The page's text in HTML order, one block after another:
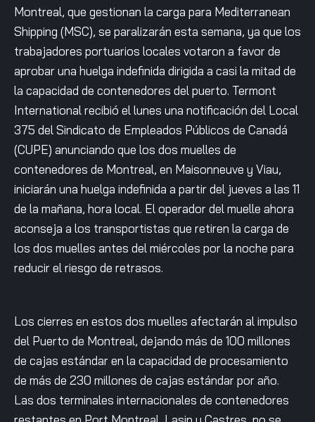
Montreal, que gestionan la carga para Mediterranean
Shipping (MSC), se paralizarán esta semana, ya que los
trabajadores portuarios locales votaron a favor de
aprobar una huelga indefinida dirigida a casi la mitad de
la capacidad de contenedores del puerto. Termont
International recibió el lunes una notificación del Local
375 del Sindicato de Empleados Públicos de Canadá
(CUPE) anunciando que los dos muelles de
contenedores de Montreal, en Maisonneuve y Viau,
iniciarán una huelga indefinida a partir del jueves a las 11
de la mañana, hora local. El operador del muelle ahora
aconseja a los transportistas que retiren la carga de
los dos muelles antes del miércoles por la noche para
reducir el riesgo de retrasos.
Los cierres en estos dos muelles afectarán al impulso
del Puerto de Montreal, dejando más de 100 millones
de cajas estándar en la capacidad de procesamiento
de más de 230 millones de cajas estándar por año.
Las dos terminales internacionales de contenedores